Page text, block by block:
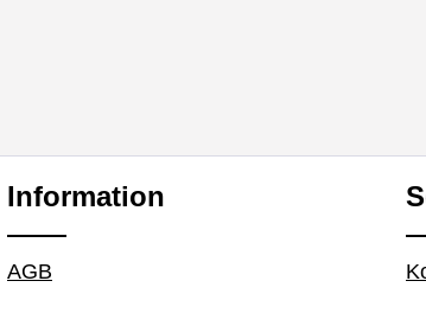
Information
AGB